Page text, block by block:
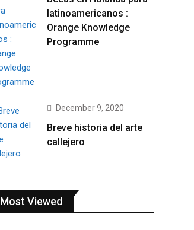
latinoamericanos :
Orange Knowledge
Programme
December 9, 2020
Breve historia del arte
callejero
Most Viewed